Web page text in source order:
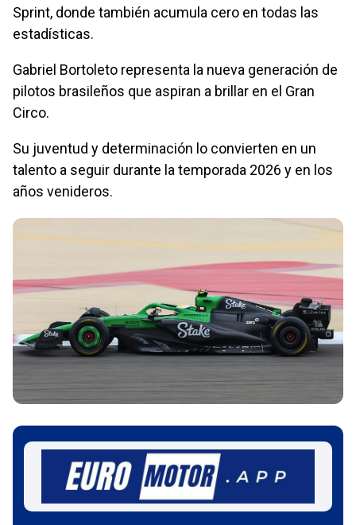
Sprint, donde también acumula cero en todas las
estadísticas.
Gabriel Bortoleto representa la nueva generación de
pilotos brasileños que aspiran a brillar en el Gran
Circo.
Su juventud y determinación lo convierten en un
talento a seguir durante la temporada 2026 y en los
años venideros.